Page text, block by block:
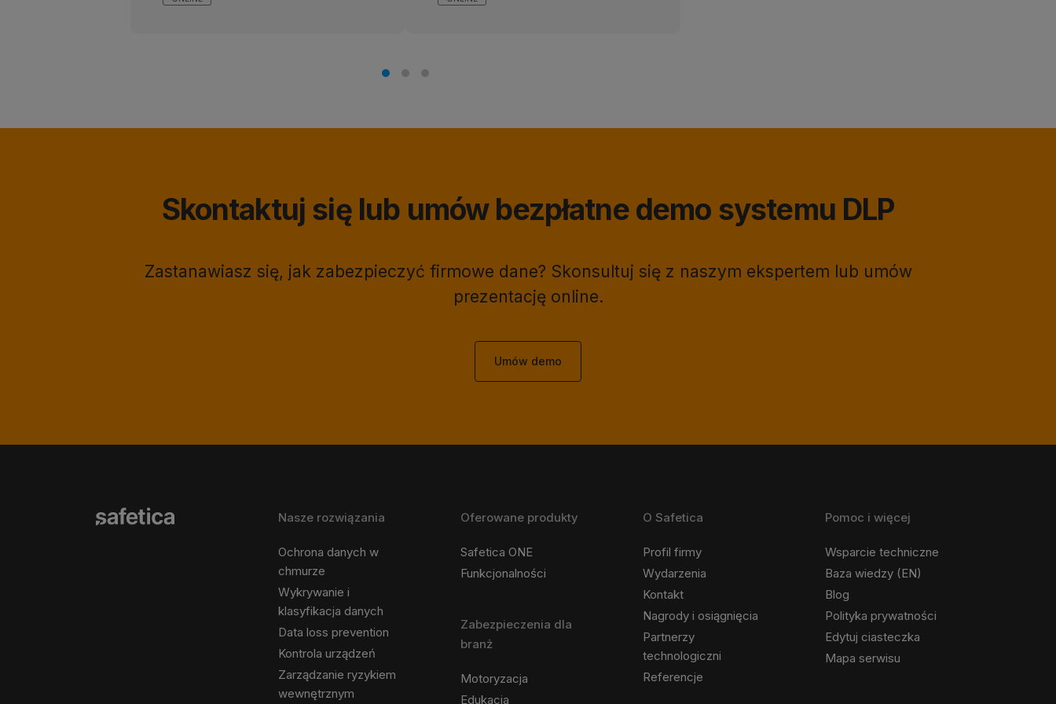
Skontaktuj się lub umów bezpłatne demo systemu DLP
Zastanawiasz się, jak zabezpieczyć firmowe dane? Skonsultuj się z naszym ekspertem lub umów
prezentację online.
Umów demo
Nasze rozwiązania
Ochrona danych w
chmurze
Wykrywanie i
klasyfikacja danych
Data loss prevention
Kontrola urządzeń
Zarządzanie ryzykiem
wewnętrznym
Oferowane produkty
Safetica ONE
Funkcjonalności
Zabezpieczenia dla
branż
Motoryzacja
Edukacja
O Safetica
Profil firmy
Wydarzenia
Kontakt
Nagrody i osiągnięcia
Partnerzy
technologiczni
Referencje
Pomoc i więcej
Wsparcie techniczne
Baza wiedzy (EN)
Blog
Polityka prywatności
Edytuj ciasteczka
Mapa serwisu